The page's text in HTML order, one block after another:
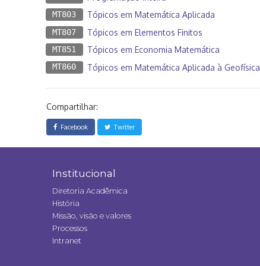
MT803 Tópicos em Matemática Aplicada
MT807 Tópicos em Elementos Finitos
MT851 Tópicos em Economia Matemática
MT860 Tópicos em Matemática Aplicada à Geofísica
Compartilhar:
Facebook Twitter
Institucional
Diretoria Acadêmica
História
Missão, visão e valores
Processos
Intranet